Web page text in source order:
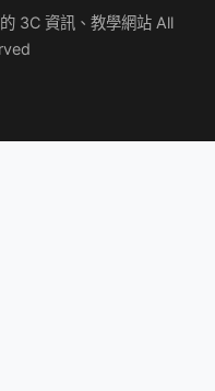
3C 資訊、教學網站 All